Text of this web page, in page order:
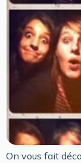
On vous fait